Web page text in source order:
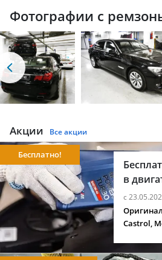
Фотографии с
Акции Все акции
в
с
Бесплатно!
Castrol,